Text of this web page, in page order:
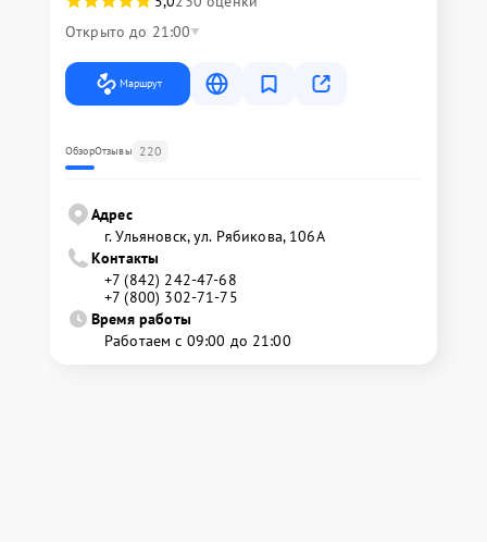
Открыто до 21:00
Маршрут
ОбзорОтзывы 220
Адрес
г. Ульяновск, ул. Рябикова, 106А
Контакты
+7 (842) 242-47-68
+7 (800) 302-71-75
Время работы
Работаем с 09:00 до 21:00